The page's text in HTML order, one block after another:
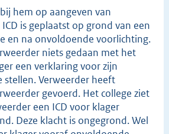
hem op aangeven van
is geplaatst op grond van een
en na onvoldoende voorlichting.
niets gedaan met het
een verklaring voor zijn
stellen. Verweerder heeft
gevoerd. Het college ziet
een ICD voor klager
Deze klacht is ongegrond. Wel